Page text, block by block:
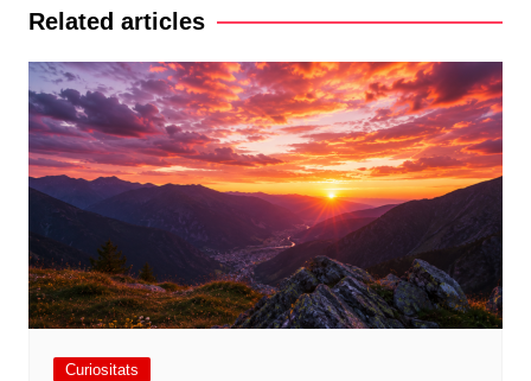
Related articles
Curiositats